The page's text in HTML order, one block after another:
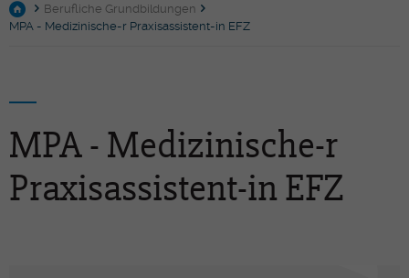
Berufliche Grundbildungen
MPA - Medizinische-r Praxisassistent-in EFZ
MPA - Medizinische-r
Praxisassistent-in EFZ